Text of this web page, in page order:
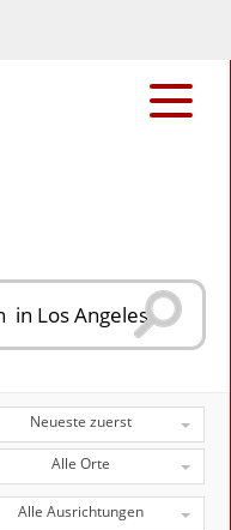
Neueste zuerst
Alle Orte
Alle Ausrichtungen